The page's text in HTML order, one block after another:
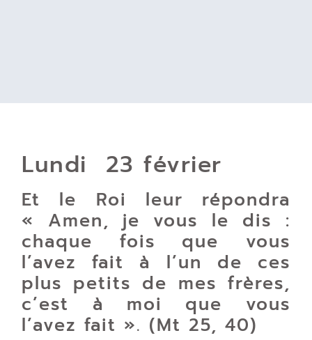
Lundi 23 février
Et le Roi leur répondra
« Amen, je vous le dis :
chaque fois que vous
l’avez fait à l’un de ces
plus petits de mes frères,
c’est à moi que vous
l’avez fait ». (Mt 25, 40)